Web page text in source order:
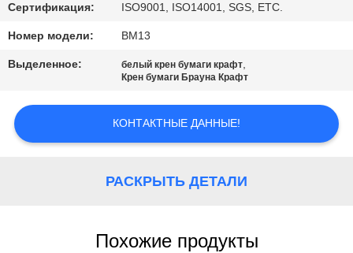
СЛУЧАИ
САЙТА
Сертификация: ISO9001, ISO14001, SGS, ETC.
Номер модели: BM13
Выделенное: белый крен бумаги крафт,
Крен бумаги Брауна Крафт
КОНТАКТНЫЕ ДАННЫЕ!
РАСКРЫТЬ ДЕТАЛИ
Похожие продукты